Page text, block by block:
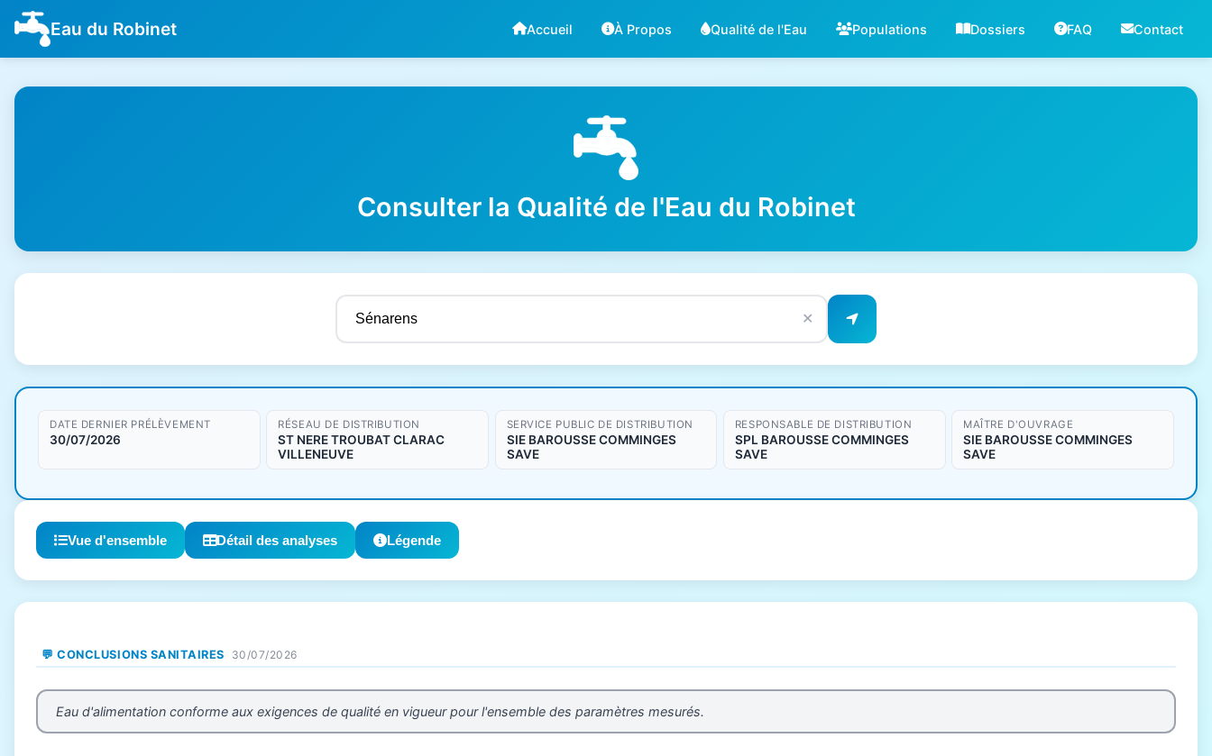
Eau du Robinet Accueil À Propos Qualité de l'Eau Populations Dossiers FAQ Contact
Consulter la Qualité de l'Eau du Robinet
✕
Résultats de qualité de l'eau
DATE DERNIER PRÉLÈVEMENT
30/07/2026
RÉSEAU DE DISTRIBUTION
ST NERE TROUBAT CLARAC
VILLENEUVE
SERVICE PUBLIC DE DISTRIBUTION
SIE BAROUSSE COMMINGES
SAVE
RESPONSABLE DE DISTRIBUTION
SPL BAROUSSE COMMINGES
SAVE
MAÎTRE D'OUVRAGE
SIE BAROUSSE COMMINGES
SAVE
Vue d'ensemble Détail des analyses Légende
💬 CONCLUSIONS SANITAIRES 30/07/2026
Eau d'alimentation conforme aux exigences de qualité en vigueur pour l'ensemble des paramètres mesurés.